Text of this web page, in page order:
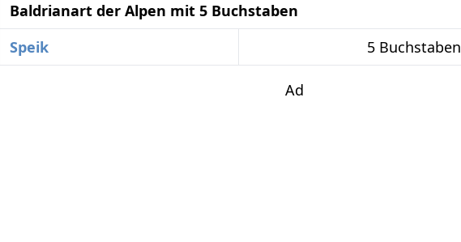
Baldrianart der Alpen mit 5 Buchstaben
Speik
5 Buchstaben
Ad